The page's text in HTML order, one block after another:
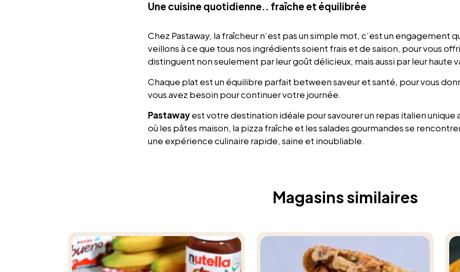
Une cuisine quotidienne.. fraîche et équilibrée
Chez Pastaway, la fraîcheur n’est pas un simple mot, c’est un engagement
veillons à ce que tous nos ingrédients soient frais et de saison, pour vous
distinguent non seulement par leur goût délicieux, mais aussi par leur haute
Chaque plat est un équilibre parfait between saveur et santé, pour vous
vous avez besoin pour continuer votre journée.
Pastawayest votre destination idéale pour savourer un repas italien unique
où les pâtes maison, la pizza fraîche et les salades gourmandes se
une expérience culinaire rapide, saine et inoubliable.
Magasins similaires